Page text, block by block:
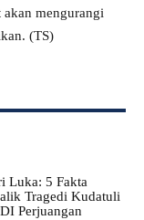
mengurangi
(TS)
Luka: 5 Fakta
Tragedi Kudatuli
Perjuangan